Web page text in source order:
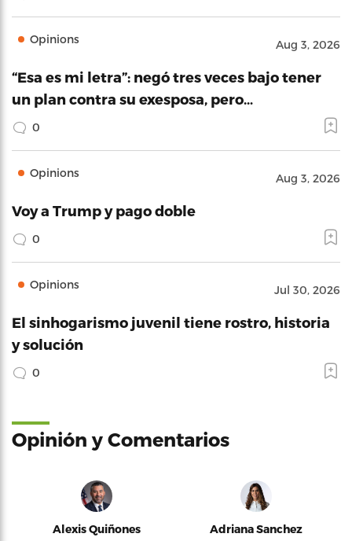
Opinions Aug 3, 2026
“Esa es mi letra”: negó tres veces bajo tener
un plan contra su exesposa, pero…
0
Opinions Aug 3, 2026
Voy a Trump y pago doble
0
Opinions Jul 30, 2026
El sinhogarismo juvenil tiene rostro, historia
y solución
0
Opinión y Comentarios
Alexis Quiñones Adriana Sanchez